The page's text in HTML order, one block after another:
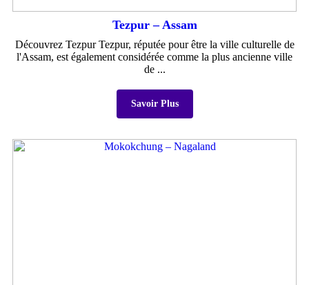
Tezpur – Assam
Découvrez Tezpur Tezpur, réputée pour être la ville culturelle de
l'Assam, est également considérée comme la plus ancienne ville
de ...
Savoir Plus